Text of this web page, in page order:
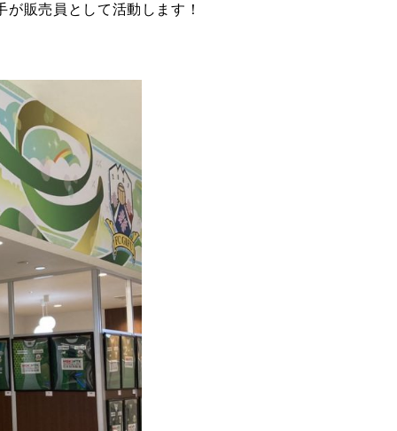
販売員として活動します！